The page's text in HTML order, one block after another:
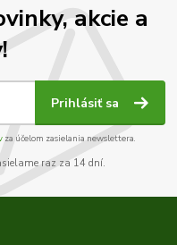
akcie a
Prihlásiť sa
za účelom zasielania newslettera.
raz za 14 dní.